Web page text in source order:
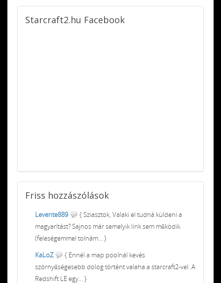
Starcraft2.hu Facebook
Friss hozzászólások
Levente889
{ Sziasztok, Valaki el tudná küldeni a
magyarítást? Sajnos már semelyik link sem működik.
(feleségemmel tolnám... }
KaLoZ
{ Ennél a map poolnál kevés
szörnyűségesebb dolog történt valaha a starcraft2-vel. A
Redshift LE egy... }